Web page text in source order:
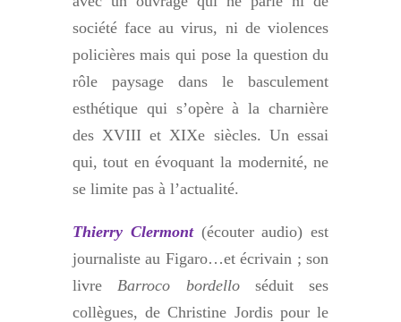
société face au virus, ni de violences
policières mais qui pose la question du
rôle paysage dans le basculement
esthétique qui s’opère à la charnière
des XVIII et XIXe siècles. Un essai
qui, tout en évoquant la modernité, ne
se limite pas à l’actualité.
Thierry Clermont (écouter audio) est
journaliste au Figaro…et écrivain ; son
livreBarroco bordelloséduit ses
collègues, de Christine Jordis pour le